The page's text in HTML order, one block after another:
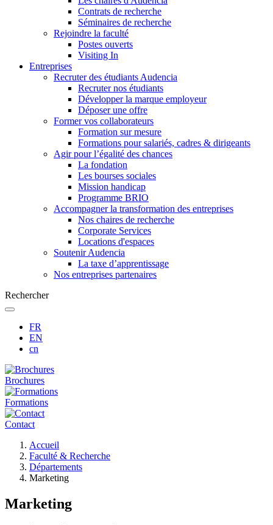
Contrats de recherche
Séminaires de recherche
Rejoindre la faculté
Postes ouverts
Visiting In
Entreprises
Recruter des étudiants Audencia
Recruter nos étudiants
Développer la marque employeur
Déposer une offre
Former vos collaborateurs
Formation sur mesure
Formations pour salariés, cadres & dirigeants
Agir pour l’égalité des chances
La fondation
Les bourses sociales
Mission handicap
Programme BRIO
Accompagner la transformation des entreprises
Nos chaires de recherche
Corporate Services
Locations d'espaces
Soutenir Audencia
La taxe d’apprentissage
Nos entreprises partenaires
Rechercher
FR
EN
cn
Brochures
Formations
Contact
d'Ariane
Accueil
Faculté & Recherche
Départements
Marketing
Marketing